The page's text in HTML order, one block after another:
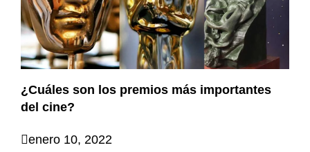
¿Cuáles son los premios más importantes
del cine?
enero 10, 2022